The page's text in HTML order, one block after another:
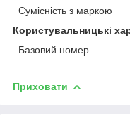
Сумісність з маркою
Користувальницькі
Базовий номер
Приховати